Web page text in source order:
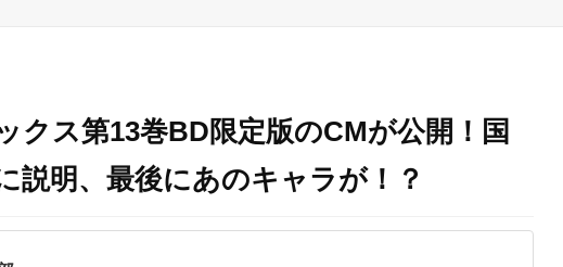
クス第13巻BD限定版のCMが公開！国
説明、最後にあのキャラが！？